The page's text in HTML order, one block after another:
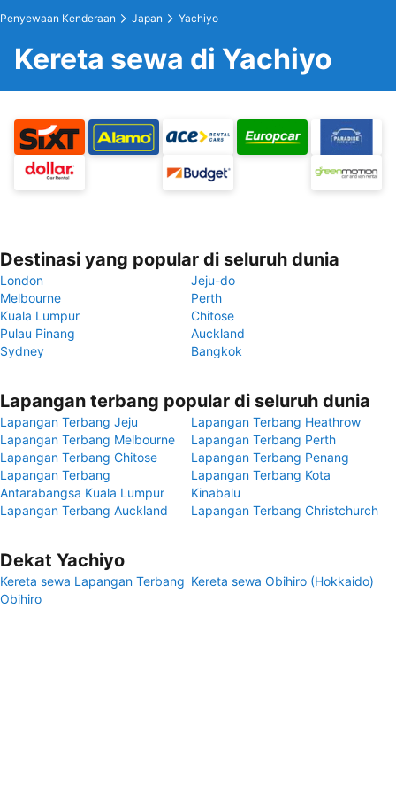
Penyewaan Kenderaan Japan Yachiyo
Kereta sewa di Yachiyo
Destinasi yang popular di seluruh dunia
London
Jeju-do
Melbourne
Perth
Kuala Lumpur
Chitose
Pulau Pinang
Auckland
Sydney
Bangkok
Lapangan terbang popular di seluruh dunia
Lapangan Terbang Jeju
Lapangan Terbang Heathrow
Lapangan Terbang Melbourne
Lapangan Terbang Perth
Lapangan Terbang Chitose
Lapangan Terbang Penang
Lapangan Terbang
Antarabangsa Kuala Lumpur
Lapangan Terbang Kota
Kinabalu
Lapangan Terbang Auckland
Lapangan Terbang Christchurch
Dekat Yachiyo
Kereta sewa Lapangan Terbang
Obihiro
Kereta sewa Obihiro (Hokkaido)